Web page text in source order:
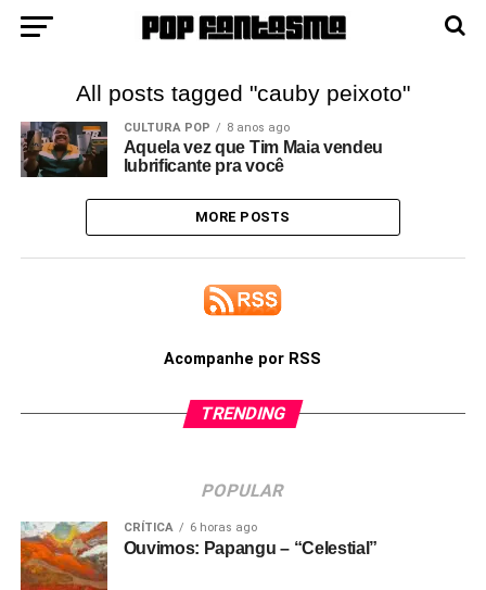
All posts tagged "cauby peixoto"
CULTURA POP 8 anos ago
Aquela vez que Tim Maia vendeu
lubrificante pra você
MORE POSTS
Acompanhe por RSS
TRENDING
POPULAR
CRÍTICA 6 horas ago
Ouvimos: Papangu – “Celestial”